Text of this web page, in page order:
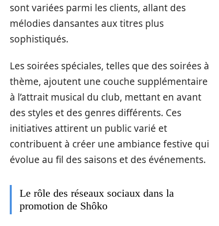
sont variées parmi les clients, allant des
mélodies dansantes aux titres plus
sophistiqués.
Les soirées spéciales, telles que des soirées à
thème, ajoutent une couche supplémentaire
à l’attrait musical du club, mettant en avant
des styles et des genres différents. Ces
initiatives attirent un public varié et
contribuent à créer une ambiance festive qui
évolue au fil des saisons et des événements.
Le rôle des réseaux sociaux dans la
promotion de Shôko